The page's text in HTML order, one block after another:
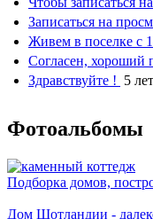
Записаться на
Живем в поселке с
Согласен, хороший
Здравствуйте ! 5
Фотоальбомы
Подборка домов,
Дом Шотландии -